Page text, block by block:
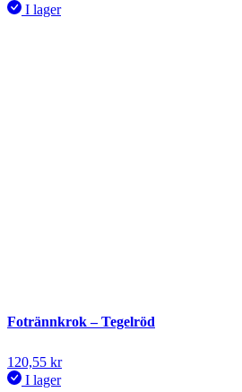
I lager
Fotrännkrok – Tegelröd
120,55 kr
I lager